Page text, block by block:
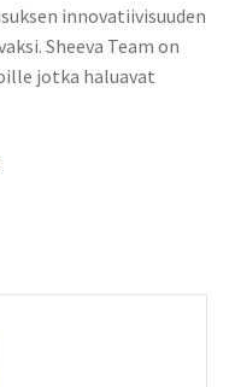
innovatiivisuuden
Sheeva Team on
jotka haluavat